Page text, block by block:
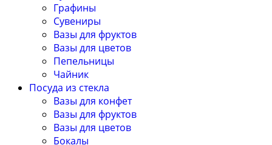
Графины
Сувениры
Вазы для фруктов
Вазы для цветов
Пепельницы
Чайник
Посуда из стекла
Вазы для конфет
Вазы для фруктов
Вазы для цветов
Бокалы